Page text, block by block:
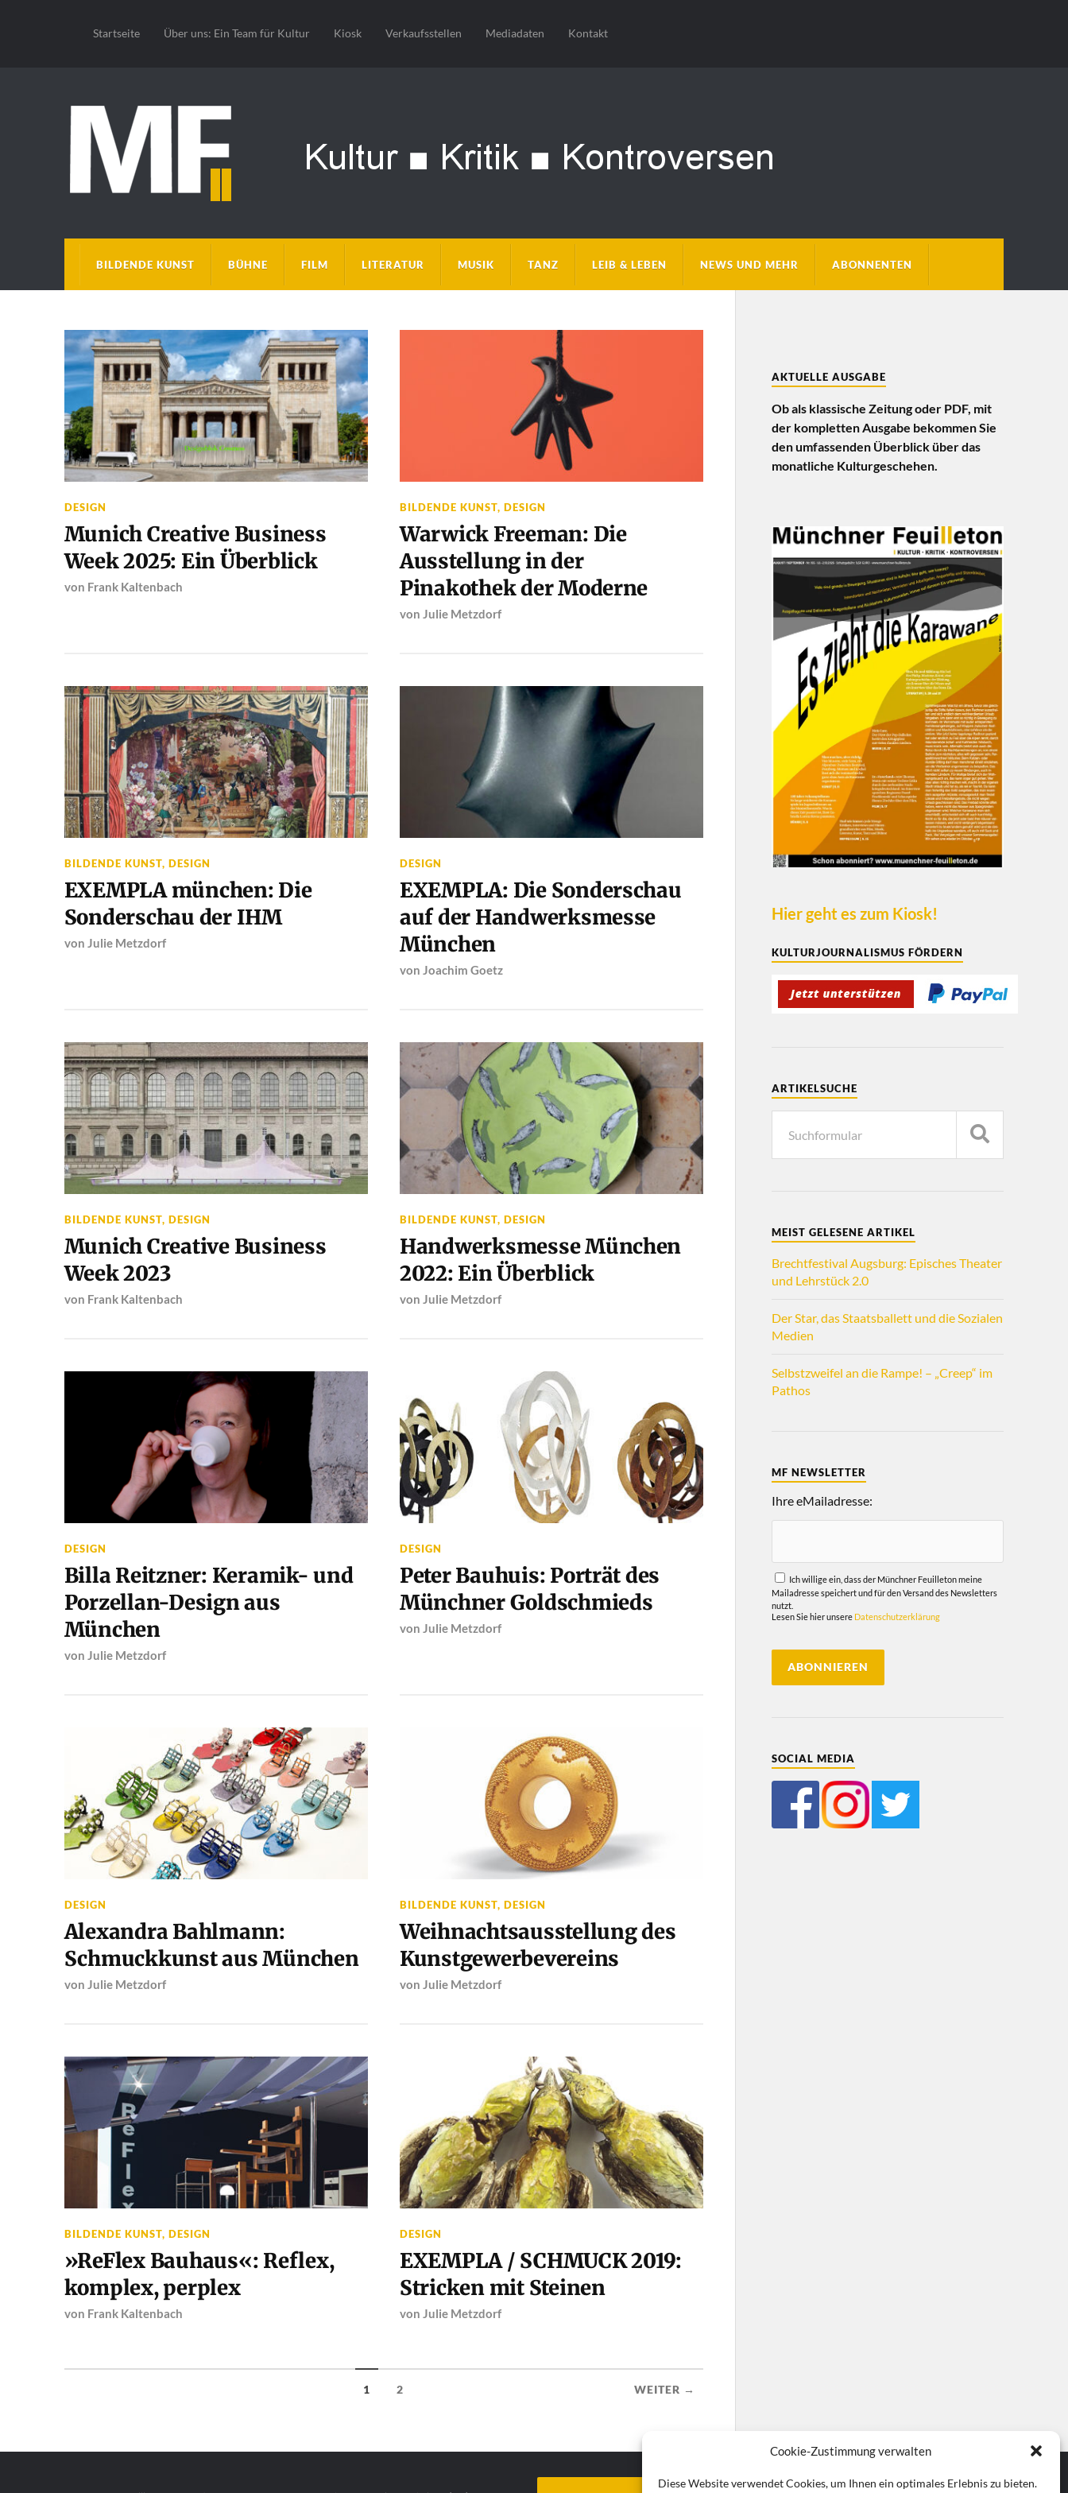
Cookie-Zustimmung verwalten
Diese Website verwendet Cookies, um Ihnen ein optimales Erlebnis zu bieten.
Startseite Über uns: Ein Team für Kultur Kiosk Verkaufsstellen Mediadaten Kontakt
BILDENDE KUNST BÜHNE FILM LITERATUR MUSIK TANZ LEIB & LEBEN NEWS UND MEHR ABONNENTEN
DESIGN
Munich Creative Business
Week 2025: Ein Überblick
von Frank Kaltenbach
BILDENDE KUNST, DESIGN
Warwick Freeman: Die
Ausstellung in der
Pinakothek der Moderne
von Julie Metzdorf
BILDENDE KUNST, DESIGN
EXEMPLA münchen: Die
Sonderschau der IHM
von Julie Metzdorf
DESIGN
EXEMPLA: Die Sonderschau
auf der Handwerksmesse
München
von Joachim Goetz
BILDENDE KUNST, DESIGN
Munich Creative Business
Week 2023
von Frank Kaltenbach
BILDENDE KUNST, DESIGN
Handwerksmesse München
2022: Ein Überblick
von Julie Metzdorf
DESIGN
Billa Reitzner: Keramik- und
Porzellan-Design aus
München
von Julie Metzdorf
DESIGN
Peter Bauhuis: Porträt des
Münchner Goldschmieds
von Julie Metzdorf
DESIGN
Alexandra Bahlmann:
Schmuckkunst aus München
von Julie Metzdorf
BILDENDE KUNST, DESIGN
Weihnachtsausstellung des
Kunstgewerbevereins
von Julie Metzdorf
BILDENDE KUNST, DESIGN
»ReFlex Bauhaus«: Reflex,
komplex, perplex
von Frank Kaltenbach
DESIGN
EXEMPLA / SCHMUCK 2019:
Stricken mit Steinen
von Julie Metzdorf
1 2 WEITER →
AKTUELLE AUSGABE
Ob als klassische Zeitung oder PDF, mit
der kompletten Ausgabe bekommen Sie
den umfassenden Überblick über das
monatliche Kulturgeschehen.
Hier geht es zum Kiosk!
KULTURJOURNALISMUS FÖRDERN
ARTIKELSUCHE
MEIST GELESENE ARTIKEL
Brechtfestival Augsburg: Episches Theater
und Lehrstück 2.0
Der Star, das Staatsballett und die Sozialen
Medien
Selbstzweifel an die Rampe! – „Creep“ im
Pathos
MF NEWSLETTER
Ihre eMailadresse:
Ich willige ein, dass der Münchner Feuilleton meine
Mailadresse speichert und für den Versand des Newsletters
nutzt.
Lesen Sie hier unsere Datenschutzerklärung
SOCIAL MEDIA